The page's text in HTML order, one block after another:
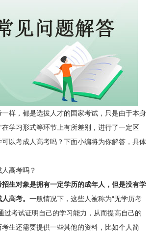
样，都是选拔人才的国家考试，只是由于本身
学习形式等环节上有所差别，进行了一定区
以考成人高考吗？下面小编将为你解答，具体
高考吗？
生对象是拥有一定学历的成年人，但是没有学
高考。 一般情况下，这些人被称为“无学历考
过考试证明自己的学习能力，从而提高自己的
生还需要提供一些其他的资料，比如个人简